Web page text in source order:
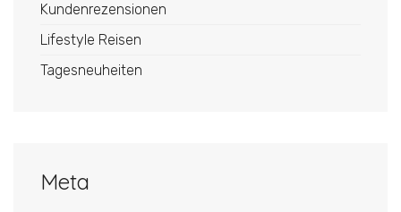
Kundenrezensionen
Lifestyle Reisen
Tagesneuheiten
Meta